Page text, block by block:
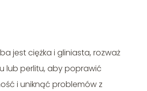
jest ciężka i gliniasta, rozważ
lub perlitu, aby poprawić
i uniknąć problemów z